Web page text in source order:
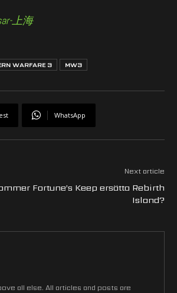
上海
WARFARE 3 MW3
WhatsApp
Next article
Fortune’s Keep ersätta Rebirth
Island?
all else. All articles and posts are